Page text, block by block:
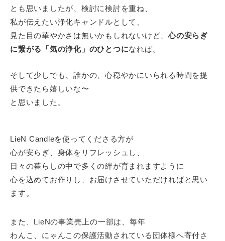
とも思いましたが、検討に検討を重ね、
私が伝えたい浄化キャンドルとして、
見た目の華やかさは無いかもしれないけど、心の安らぎ
に繋がる「気の浄化」のひとつになれば。
そして少しでも、誰かの、心穏やかにいられる時間を提
供できたら嬉しいな〜
と思いました。
LieN Candleを使ってくださる方が
心が安らぎ、身体をリフレッシュし、
日々の暮らしの中で多くの絆が育まれますように
心を込めてお作りし、お届けさせていただければと思い
ます。
また、LieNの事業売上の一部は、毎年
わんこ、にゃんこの保護活動されている団体様へ寄付さ